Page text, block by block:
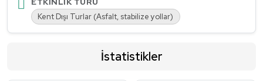
Kent Dışı Turlar (Asfalt, stabilize yollar)
İstatistikler